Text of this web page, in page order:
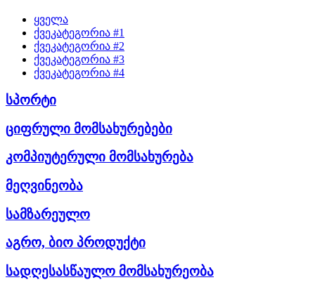
ყველა
ქვეკატეგორია #1
ქვეკატეგორია #2
ქვეკატეგორია #3
ქვეკატეგორია #4
სპორტი
ციფრული მომსახურებები
კომპიუტერული მომსახურება
მეღვინეობა
სამზარეულო
აგრო, ბიო პროდუქტი
სადღესასწაულო მომსახურეობა